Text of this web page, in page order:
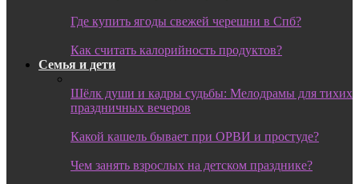
Где купить ягоды свежей черешни в Спб?
Как считать калорийность продуктов?
Семья и дети
Шёлк души и кадры судьбы: Мелодрамы для тихих
праздничных вечеров
Какой кашель бывает при ОРВИ и простуде?
Чем занять взрослых на детском празднике?